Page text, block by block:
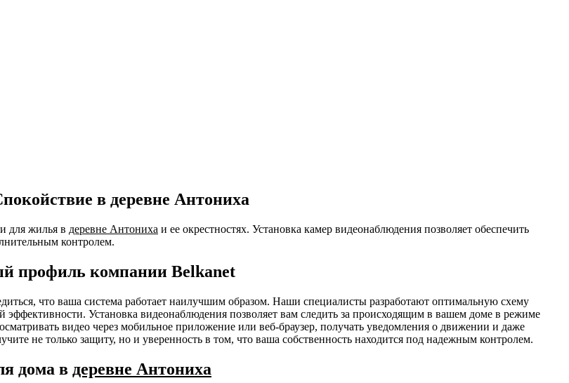
в деревне Антониха
для жилья в деревне Антониха и ее окрестностях. Установка камер видеонаблюдения позволяет обеспечить
контролем.
профиль компании Belkanet
что ваша система работает наилучшим образом. Наши специалисты разработают оптимальную схему
эффективности. Установка видеонаблюдения позволяет вам следить за происходящим в вашем доме в режиме
видео через мобильное приложение или веб-браузер, получать уведомления о движении и даже
не только защиту, но и уверенность в том, что ваша собственность находится под надежным контролем.
дома в деревне Антониха